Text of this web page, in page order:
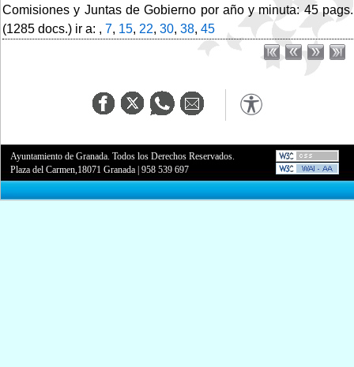
Comisiones y Juntas de Gobierno por año y minuta: 45 pags.
(1285 docs.) ir a: , 7, 15, 22, 30, 38, 45
Ayuntamiento de Granada. Todos los Derechos Reservados.
Plaza del Carmen,18071 Granada |958 539 697